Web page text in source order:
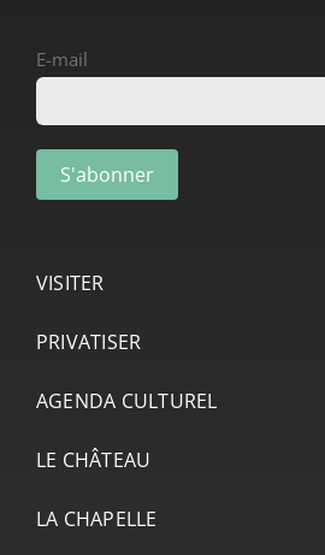
E-mail
VISITER
PRIVATISER
AGENDA CULTUREL
LE CHÂTEAU
LA CHAPELLE